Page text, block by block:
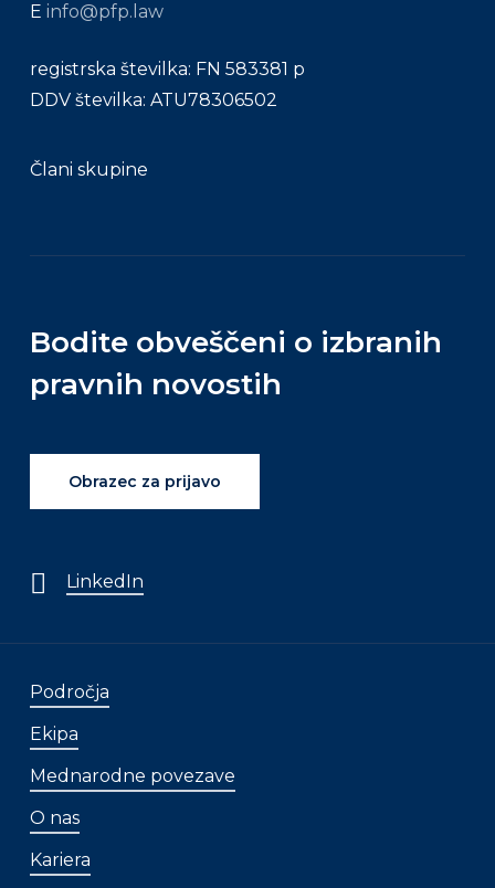
E info@pfp.law
registrska številka: FN 583381 p
DDV številka: ATU78306502
Člani skupine
Bodite obveščeni o izbranih
pravnih novostih
Obrazec za prijavo
LinkedIn
Področja
Ekipa
Mednarodne povezave
O nas
Kariera